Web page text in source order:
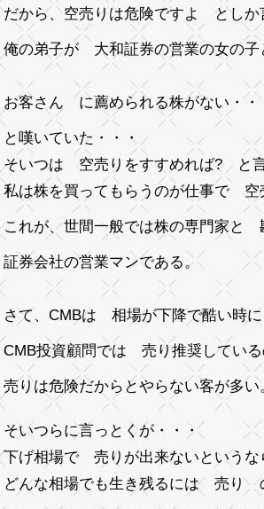
だから、空売りは危険ですよ としか
俺の弟子が 大和証券の営業の女の子
お客さん に薦められる株がない・・
と嘆いていた・・・
そいつは 空売りをすすめれば? と
私は株を買ってもらうのが仕事で 空
これが、世間一般では株の専門家と
証券会社の営業マンである。
さて、CMBは 相場が下降で酷い時
CMB投資顧問では 売り推奨してい
売りは危険だからとやらない客が多い
そいつらに言っとくが・・・
下げ相場で 売りが出来ないという
どんな相場でも生き残るには 売り